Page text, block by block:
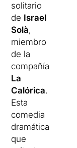
solitario
de Israel
Solà,
miembro
de la
compañía
La
Calórica.
Esta
comedia
dramática
que